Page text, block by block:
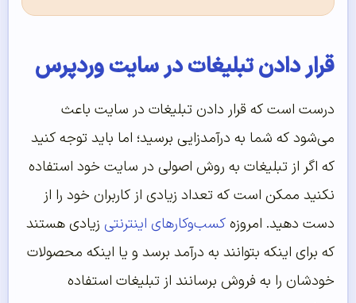
قرار دادن تبلیغات در سایت وردپرس
درست است که قرار دادن تبلیغات در سایت باعث
می‌شود که شما به درآمدزایی برسید؛ اما باید توجه کنید
که اگر از تبلیغات به روش اصولی در سایت خود استفاده
نکنید ممکن است که تعداد زیادی از کاربران خود را از
دست دهید. امروزهکسب‌وکارهای اینترنتی زیادی هستند
که برای اینکه بتوانند به درآمد برسد و یا اینکه محصولات
خودشان را به فروش برسانند از تبلیغات استفاده